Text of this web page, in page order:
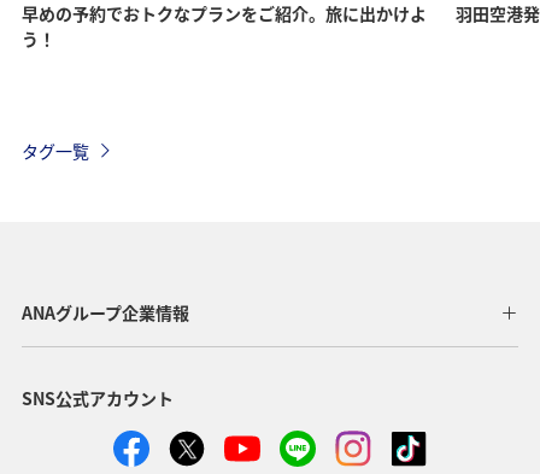
早めの予約でおトクなプランをご紹介。旅に出かけよ
う！
羽田空港
タグ一覧
ANAグループ企業情報
SNS公式アカウント